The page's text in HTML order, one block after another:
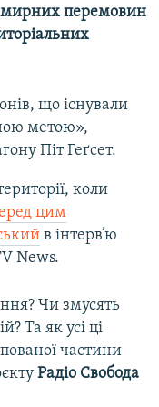
мирних перемовин
що існували
метою»,
Піт Геґсет.
коли
цим
в інтерв’ю
News.
Чи змусять
Та як усі ці
частини
Радіо Свобода